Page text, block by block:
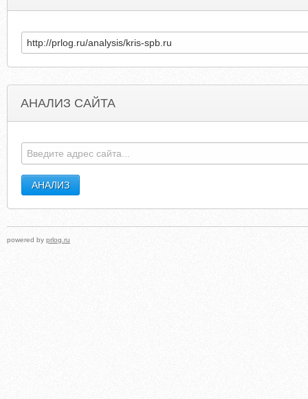
АНАЛИЗ САЙТА
powered by prlog.ru